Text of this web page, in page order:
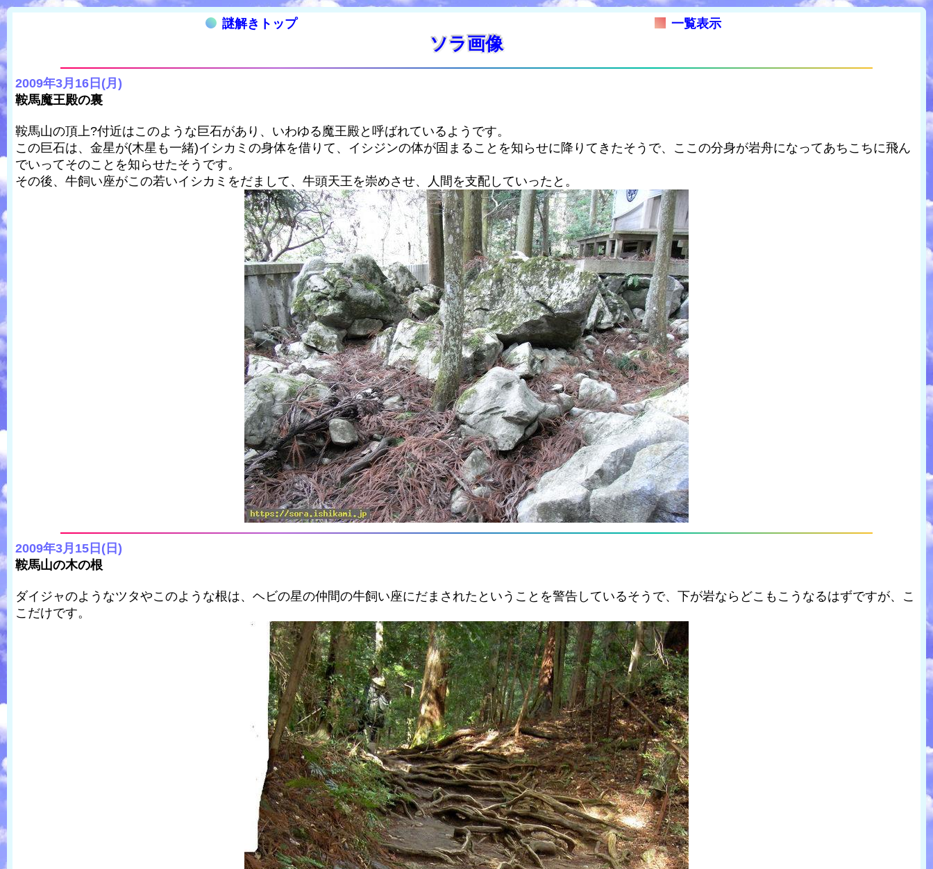
謎解きトップ 一覧表示
ソラ画像
2009年3月16日(月)
鞍馬魔王殿の裏
鞍馬山の頂上?付近はこのような巨石があり、いわゆる魔王殿と呼ばれているようです。
この巨石は、金星が(木星も一緒)イシカミの身体を借りて、イシジンの体が固まることを知らせに降りてきたそうで、ここの分身が岩舟になってあちこちに飛ん
でいってそのことを知らせたそうです。
その後、牛飼い座がこの若いイシカミをだまして、牛頭天王を崇めさせ、人間を支配していったと。
2009年3月15日(日)
鞍馬山の木の根
ダイジャのようなツタやこのような根は、ヘビの星の仲間の牛飼い座にだまされたということを警告しているそうで、下が岩ならどこもこうなるはずですが、こ
こだけです。